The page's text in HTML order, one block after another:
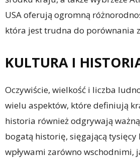
USA oferują ogromną
która jest trudna do porównania
KULTURA I
Oczywiście, wielkość i liczba
wielu aspektów, które definiują
historia również odgrywają
bogatą historię, sięgającą tysięcy
wpływami zarówno wschodnimi,